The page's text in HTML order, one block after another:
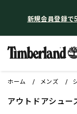
新規会員登録で
ホーム メンズ
アウトドアシュー